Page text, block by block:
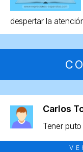
despertar la
Carlos
Tener